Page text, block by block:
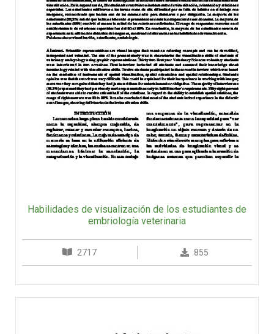
Habilidades de visualización de los estudiantes de
embriología veterinaria
2717 855